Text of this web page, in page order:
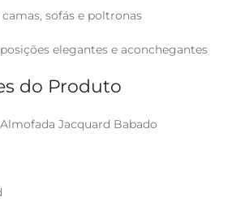
sofás e poltronas
elegantes e aconchegantes
do Produto
Jacquard Babado